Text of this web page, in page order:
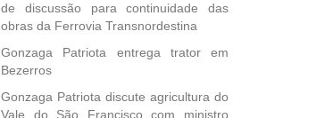
de discussão para continuidade das
obras da Ferrovia Transnordestina
Gonzaga Patriota entrega trator em
Bezerros
Gonzaga Patriota discute agricultura do
Vale do São Francisco com ministro